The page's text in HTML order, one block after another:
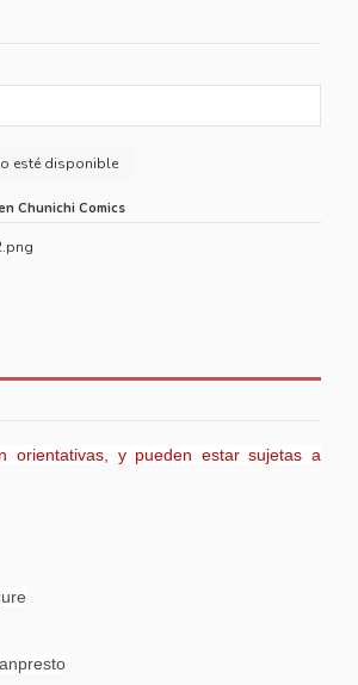
Chunichi Comics
orientativas, y pueden estar sujetas a